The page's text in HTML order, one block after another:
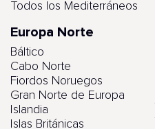
Todos los Mediterráneos
Europa Norte
Báltico
Cabo Norte
Fiordos Noruegos
Gran Norte de Europa
Islandia
Islas Británicas